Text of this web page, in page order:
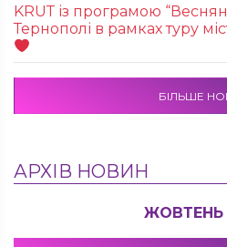
KRUТ із програмою
Тернополі в рамках туру
БІЛЬШЕ
АРХІВ НОВИН
ЖОВТЕНЬ